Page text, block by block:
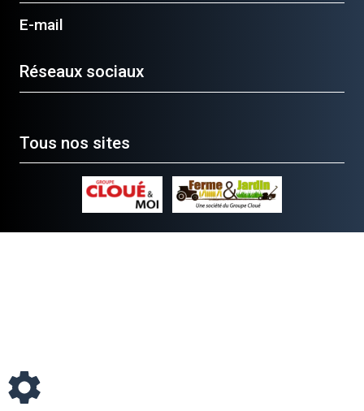
E-mail
Réseaux sociaux
Tous nos sites